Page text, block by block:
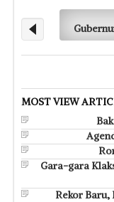
MOST VIEW
Gara-gara
Rekor Baru,